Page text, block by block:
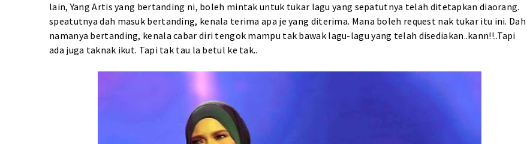
lain, Yang Artis yang bertanding ni, boleh mintak untuk tukar lagu yang sepatutnya telah ditetapkan diaorang.
speatutnya dah masuk bertanding, kenala terima apa je yang diterima. Mana boleh request nak tukar itu ini. Dah
namanya bertanding, kenala cabar diri tengok mampu tak bawak lagu-lagu yang telah disediakan..kann!!..Tapi
ada juga taknak ikut. Tapi tak tau la betul ke tak..